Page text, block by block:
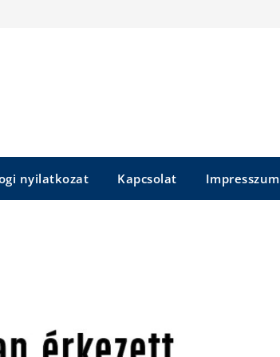
nyilatkozat Kapcsolat Impresszum